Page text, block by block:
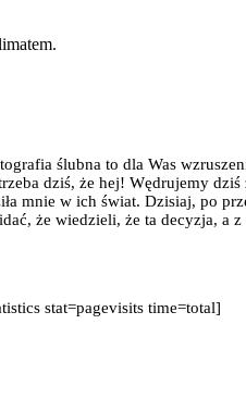
ślubna to dla Was
dziś, że hej! Wędrujemy
mnie w ich świat. Dzisiaj, po
że wiedzieli, że ta decyzja, a
stat=pagevisits time=total]